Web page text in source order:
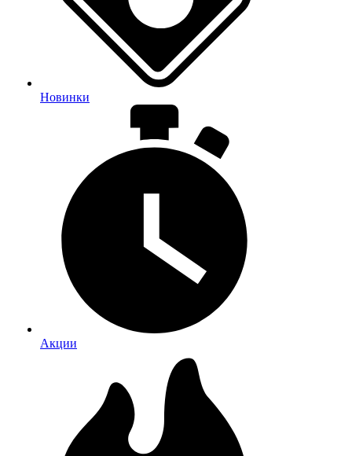
Новинки
Акции